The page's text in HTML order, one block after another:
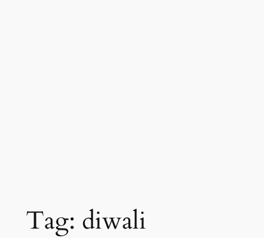
Tag: diwali